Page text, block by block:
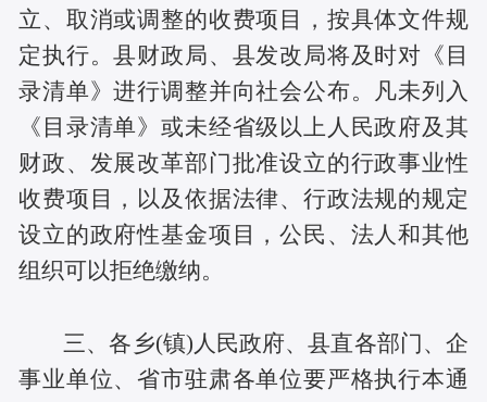
立、取消或调整的收费项目，按具体文件规
定执行。县财政局、县发改局将及时对《目
录清单》进行调整并向社会公布。凡未列入
《目录清单》或未经省级以上人民政府及其
财政、发展改革部门批准设立的行政事业性
收费项目，以及依据法律、行政法规的规定
设立的政府性基金项目，公民、法人和其他
组织可以拒绝缴纳。
三、各乡(镇)人民政府、县直各部门、企
事业单位、省市驻肃各单位要严格执行本通